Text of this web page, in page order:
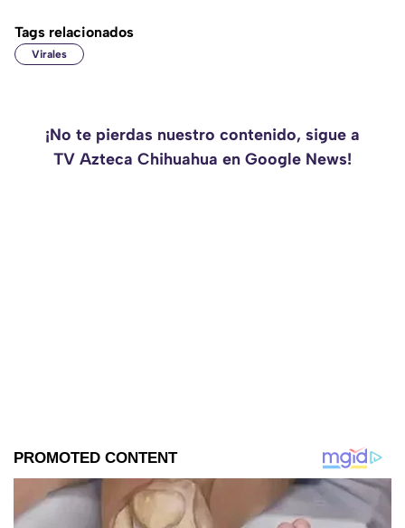
Tags relacionados
Virales
¡No te pierdas nuestro contenido, sigue a
TV Azteca Chihuahua en Google News!